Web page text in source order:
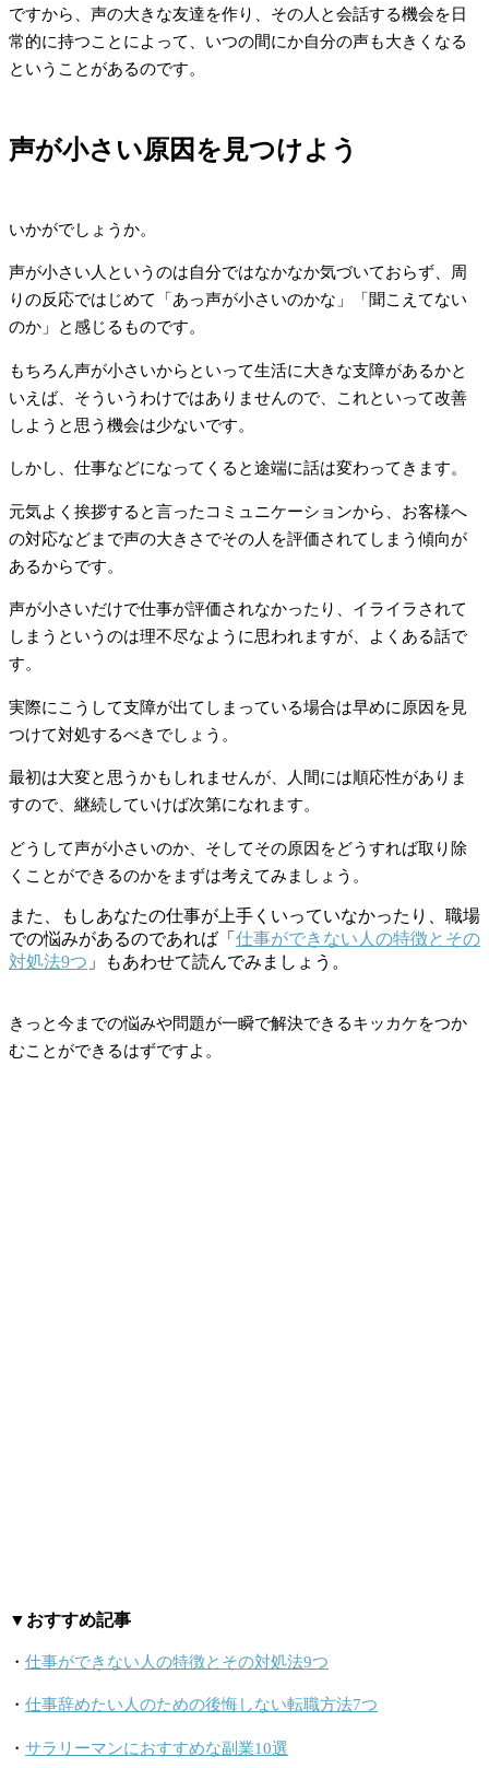
ですから、声の大きな友達を作り、その人と会話する機会を日
常的に持つことによって、いつの間にか自分の声も大きくなる
ということがあるのです。
声が小さい原因を見つけよう
いかがでしょうか。
声が小さい人というのは自分ではなかなか気づいておらず、周
りの反応ではじめて「あっ声が小さいのかな」「聞こえてない
のか」と感じるものです。
もちろん声が小さいからといって生活に大きな支障があるかと
いえば、そういうわけではありませんので、これといって改善
しようと思う機会は少ないです。
しかし、仕事などになってくると途端に話は変わってきます。
元気よく挨拶すると言ったコミュニケーションから、お客様へ
の対応などまで声の大きさでその人を評価されてしまう傾向が
あるからです。
声が小さいだけで仕事が評価されなかったり、イライラされて
しまうというのは理不尽なように思われますが、よくある話で
す。
実際にこうして支障が出てしまっている場合は早めに原因を見
つけて対処するべきでしょう。
最初は大変と思うかもしれませんが、人間には順応性がありま
すので、継続していけば次第になれます。
どうして声が小さいのか、そしてその原因をどうすれば取り除
くことができるのかをまずは考えてみましょう。
また、もしあなたの仕事が上手くいっていなかったり、職場
での悩みがあるのであれば「 仕事ができない人の特徴とその
対処法9つ 」もあわせて読んでみましょう。
きっと今までの悩みや問題が一瞬で解決できるキッカケをつか
むことができるはずですよ。
▼おすすめ記事
・ 仕事ができない人の特徴とその対処法9つ
・ 仕事辞めたい人のための後悔しない転職方法7つ
・ サラリーマンにおすすめな副業10選